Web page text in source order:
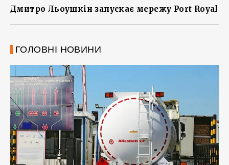
Дмитро Льоушкін запускає мережу Port Royal
ГОЛОВНІ НОВИНИ